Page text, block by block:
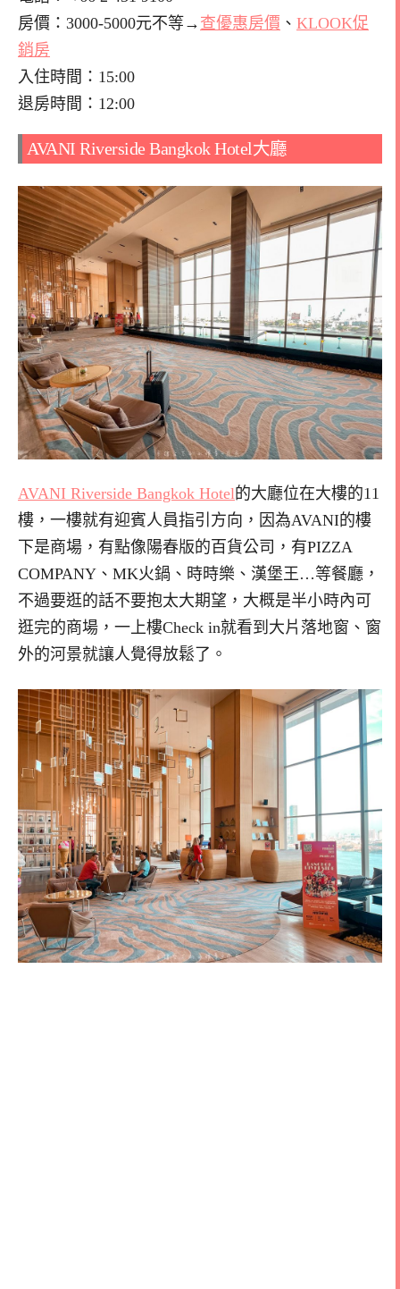
房價：3000-5000元不等→ 查優惠房價 、 KLOOK促
銷房
入住時間：15:00
退房時間：12:00
AVANI Riverside Bangkok Hotel大廳
AVANI Riverside Bangkok Hotel的大廳位在大樓的11
樓，一樓就有迎賓人員指引方向，因為AVANI的樓
下是商場，有點像陽春版的百貨公司，有PIZZA
COMPANY、MK火鍋、時時樂、漢堡王…等餐廳，
不過要逛的話不要抱太大期望，大概是半小時內可
逛完的商場，一上樓Check in就看到大片落地窗、窗
外的河景就讓人覺得放鬆了。